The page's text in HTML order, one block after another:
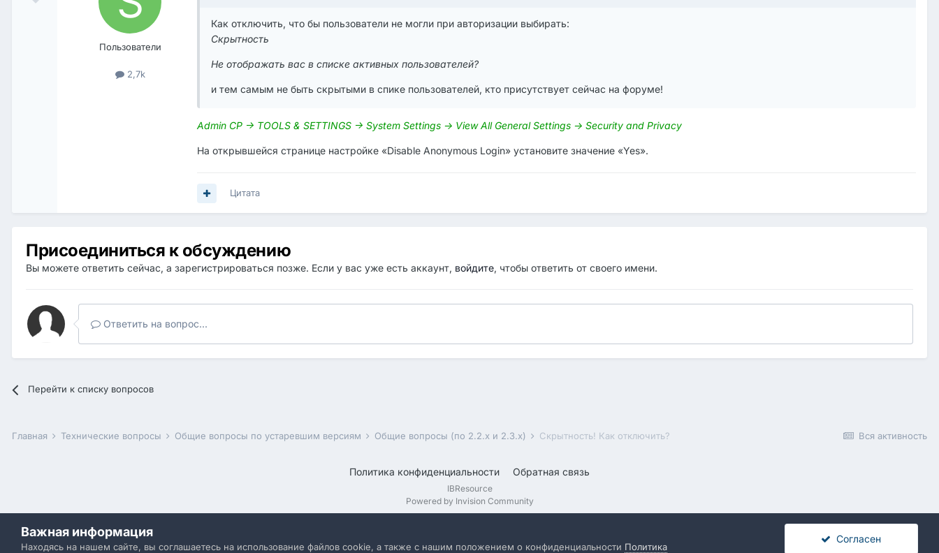
Пользователи
2,7k
Как отключить, что бы пользователи не могли при авторизации выбирать:
Скрытность
Не отображать вас в списке активных пользователей?
и тем самым не быть скрытыми в спике пользователей, кто присутствует сейчас на форуме!
Admin CP -> TOOLS & SETTINGS -> System Settings -> View All General Settings -> Security and Privacy
На открывшейся странице настройке «Disable Anonymous Login» установите значение «Yes».
Цитата
Присоединиться к обсуждению
Вы можете ответить сейчас, а зарегистрироваться позже. Если у вас уже есть аккаунт, войдите, чтобы ответить от своего имени.
Ответить на вопрос...
Перейти к списку вопросов
Вся активность
Главная Технические вопросы Общие вопросы по устаревшим версиям Общие вопросы (по 2.2.x и 2.3.x) Скрытность! Как отключить?
Политика конфиденциальности Обратная связь
IBResource
Powered by Invision Community
Важная информация
Находясь на нашем сайте, вы соглашаетесь на использование файлов cookie, а также с нашим положением о конфиденциальности Политика
Согласен